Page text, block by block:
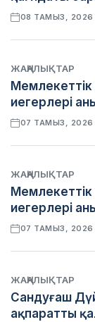
08 ТАМЫЗ, 2026
ЖАҢАЛЫҚТАР
Мемлекеттік
иегерлері
07 ТАМЫЗ, 2026
ЖАҢАЛЫҚТАР
Мемлекеттік
иегерлері
07 ТАМЫЗ, 2026
ЖАҢАЛЫҚТАР
Сандуғаш
ақпаратты